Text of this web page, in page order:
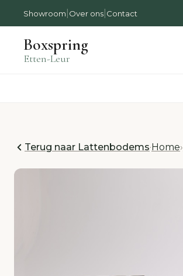
Showroom Over ons Contact
Boxspring
Etten-Leur
Terug naar Lattenbodems·Home›